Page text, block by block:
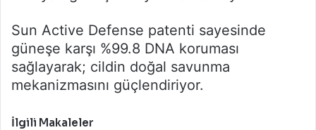
Sun Active Defense patenti sayesinde
güneşe karşı %99.8 DNA koruması
sağlayarak; cildin doğal savunma
mekanizmasını güçlendiriyor.
İlgili Makaleler